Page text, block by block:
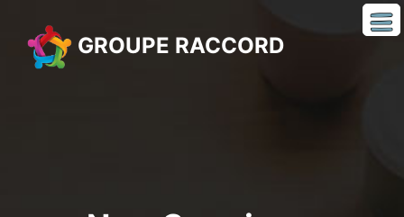
GROUPE RACCORD